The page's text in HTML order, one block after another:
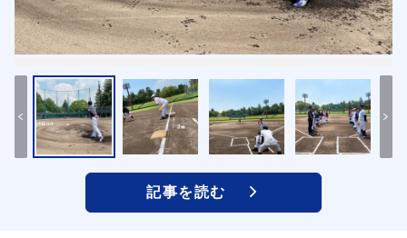
記事を読む